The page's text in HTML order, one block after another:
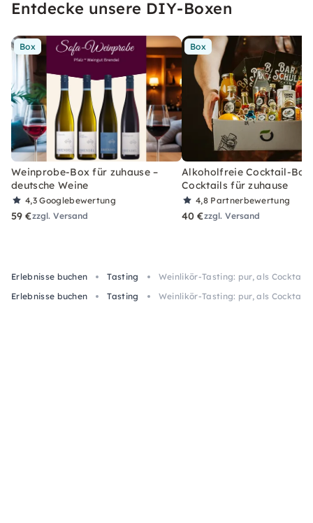
Entdecke unsere DIY-Boxen
Box
Weinprobe-Box für zuhause –
deutsche Weine
4,3Googlebewertung
59 €zzgl. Versand
Box
Alkoholfreie Cocktail-Box
Cocktails für zuhause
4,8 Partnerbewertung
40 €zzgl. Versand
Erlebnisse buchen Tasting
Weinlikör-Tasting: pur, als Cocktail
Erlebnisse buchen
Tasting Weinlikör-Tasting: pur, als Cocktail